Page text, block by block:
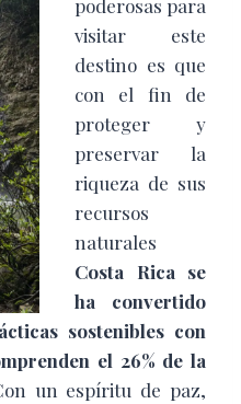
poderosas para
visitar este
destino es que
con el fin de
proteger y
preservar la
riqueza de sus
recursos
naturales
Costa Rica se
ha convertido
sostenibles con
el 26% de la
un espíritu de paz,